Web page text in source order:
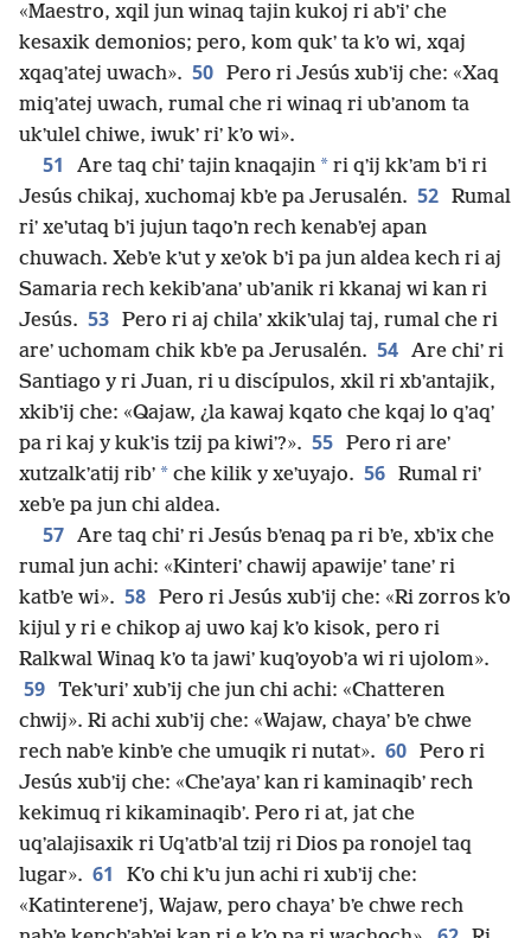
«Maestro, xqil jun winaq tajin kukoj ri abʼiʼ che
kesaxik demonios; pero, kom qukʼ ta kʼo wi, xqaj
xqaqʼatej uwach». 50 Pero ri Jesús xubʼij che: «Xaq
miqʼatej uwach, rumal che ri winaq ri ubʼanom ta
ukʼulel chiwe, iwukʼ riʼ kʼo wi».
51 Are taq chiʼ tajin knaqajin * ri qʼij kkʼam bʼi ri
Jesús chikaj, xuchomaj kbʼe pa Jerusalén. 52 Rumal
riʼ xeʼutaq bʼi jujun taqoʼn rech kenabʼej apan
chuwach. Xebʼe kʼut y xeʼok bʼi pa jun aldea kech ri aj
Samaria rech kekibʼanaʼ ubʼanik ri kkanaj wi kan ri
Jesús. 53 Pero ri aj chilaʼ xkikʼulaj taj, rumal che ri
areʼ uchomam chik kbʼe pa Jerusalén. 54 Are chiʼ ri
Santiago y ri Juan, ri u discípulos, xkil ri xbʼantajik,
xkibʼij che: «Qajaw, ¿la kawaj kqato che kqaj lo qʼaqʼ
pa ri kaj y kukʼis tzij pa kiwiʼ?». 55 Pero ri areʼ
xutzalkʼatij ribʼ * che kilik y xeʼuyajo. 56 Rumal riʼ
xebʼe pa jun chi aldea.
57 Are taq chiʼ ri Jesús bʼenaq pa ri bʼe, xbʼix che
rumal jun achi: «Kinteriʼ chawij apawijeʼ taneʼ ri
katbʼe wi». 58 Pero ri Jesús xubʼij che: «Ri zorros kʼo
kijul y ri e chikop aj uwo kaj kʼo kisok, pero ri
Ralkwal Winaq kʼo ta jawiʼ kuqʼoyobʼa wi ri ujolom».
59 Tekʼuriʼ xubʼij che jun chi achi: «Chatteren
chwij». Ri achi xubʼij che: «Wajaw, chayaʼ bʼe chwe
rech nabʼe kinbʼe che umuqik ri nutat». 60 Pero ri
Jesús xubʼij che: «Cheʼayaʼ kan ri kaminaqibʼ rech
kekimuq ri kikaminaqibʼ. Pero ri at, jat che
uqʼalajisaxik ri Uqʼatbʼal tzij ri Dios pa ronojel taq
lugar». 61
Kʼo chi kʼu jun achi ri xubʼij che:
«Katintereneʼj, Wajaw, pero chayaʼ bʼe chwe rech